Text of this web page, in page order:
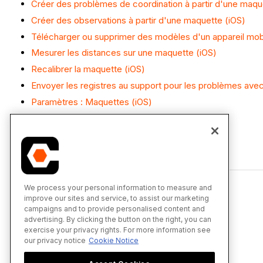
Créer des problèmes de coordination à partir d'une
Créer des observations à partir d'une maquette (iOS)
Télécharger ou supprimer des modèles d'un appareil
Mesurer les distances sur une maquette (iOS)
Recalibrer la maquette (iOS)
Envoyer les registres au support pour les problèmes
Paramètres : Maquettes (iOS)
Utiliser l’outil Section sur une maquette (iOS)
Afficher les modèles (iOS)
We process your personal information to measure and
improve our sites and service, to assist our marketing
campaigns and to provide personalised content and
advertising. By clicking the button on the right, you can
exercise your privacy rights. For more information see
our privacy notice Cookie Notice